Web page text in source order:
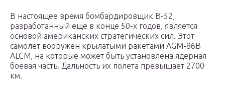
В настоящее время бомбардировщик В-52,
разработанный еще в конце 50-х годов, является
основой американских стратегических сил. Этот
самолет вооружен крылатыми ракетами AGM-86B
ALCM, на которые может быть установлена ядерная
боевая часть. Дальность их полета превышает 2700
км.